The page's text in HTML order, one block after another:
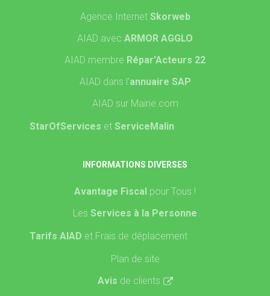
Agence Internet Skorweb
AIAD avec ARMOR AGGLO
AIAD membre Répar'Acteurs 22
AIAD dans l'annuaire SAP
AIAD sur Mairie.com
StarOfServices et ServiceMalin
INFORMATIONS DIVERSES
Avantage Fiscal pour Tous !
Les Services à la Personne
Tarifs AIAD et Frais de déplacement
Plan de site
Avis de clients